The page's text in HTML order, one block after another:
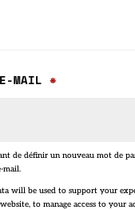
MAIL *OBLIGATOIRE
de définir un nouveau mot de
mail.
will be used to support your
to manage access to your